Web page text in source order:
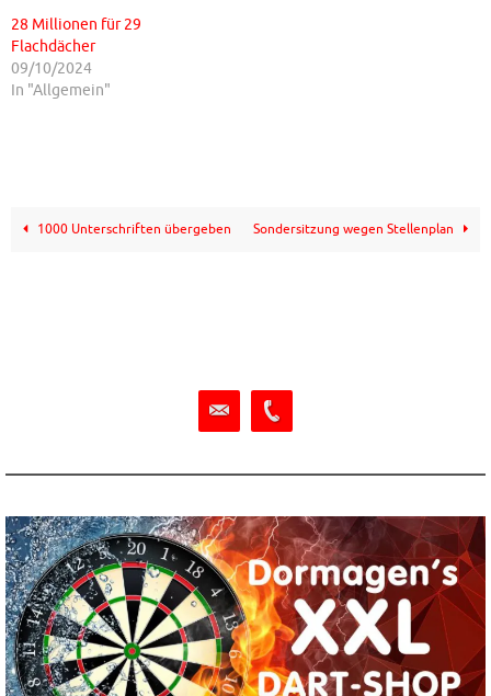
28 Millionen für 29
Flachdächer
09/10/2024
In "Allgemein"
1000 Unterschriften übergeben Sondersitzung wegen Stellenplan